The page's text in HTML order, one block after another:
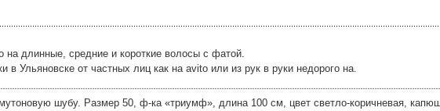
на длинные, средние и короткие волосы с фатой.
в Ульяновске от частных лиц как на avito или из рук в руки недорого на.
шубу. Размер 50, ф-ка «триумф», длина 100 см, цвет светло-коричневая,